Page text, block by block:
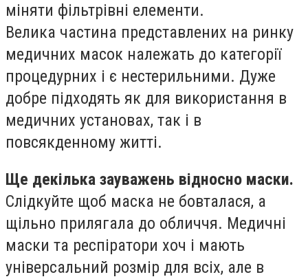
міняти фільтрівні елементи.
Велика частина представлених на ринку
медичних масок належать до категорії
процедурних і є нестерильними. Дуже
добре підходять як для використання в
медичних установах, так і в
повсякденному житті.
Ще декілька зауважень відносно маски.
Слідкуйте щоб маска не бовталася, а
щільно прилягала до обличчя. Медичні
маски та респіратори хоч і мають
універсальний розмір для всіх, але в